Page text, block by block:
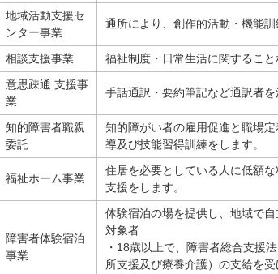
地域活動支援セ
ンター事業
通所により、創作的活動・機能
相談支援事業
福祉制度・日常生活に関するこ
意思疎通 支援事
業
手話通訳・要約筆記など通訳者
知的障害者職親
委託
知的障がい者の雇用促進と職場
導及び技能習得訓練をします。
福祉ホーム事業
住居を必要としている人に低額
支援をします。
障害者体験宿泊
事業
体験宿泊の場を提供し、地域で
対象者
・18歳以上で、障害者総合支援
所支援及び療養介護）の支給を受